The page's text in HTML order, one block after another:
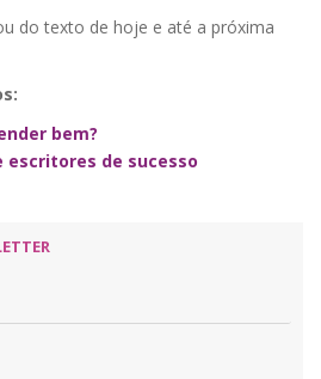
do texto de hoje e até a próxima
bem?
de sucesso